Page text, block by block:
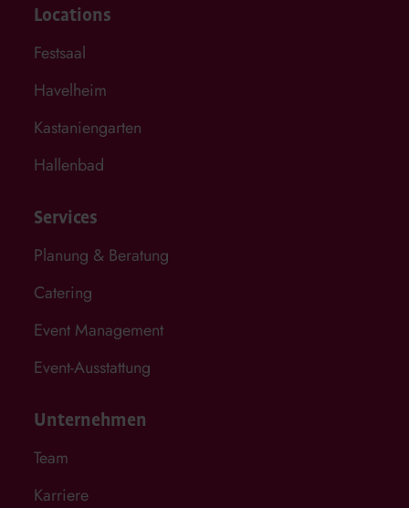
Locations
Festsaal
Havelheim
Kastaniengarten
Hallenbad
Services
Planung & Beratung
Catering
Event Management
Event-Ausstattung
Unternehmen
Team
Karriere